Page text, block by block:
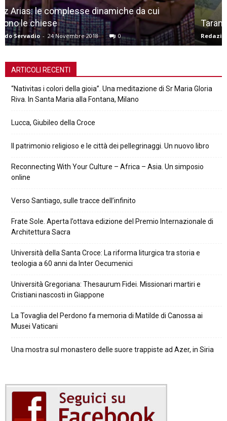
Taranto, richiami lecourbusiani
Redazione - 12 Marzo 2017 0
ARTICOLI RECENTI
“Nativitas i colori della gioia”. Una meditazione di Sr Maria Gloria
Riva. In Santa Maria alla Fontana, Milano
Lucca, Giubileo della Croce
Il patrimonio religioso e le città dei pellegrinaggi. Un nuovo libro
Reconnecting With Your Culture – Africa – Asia. Un simposio
online
Verso Santiago, sulle tracce dell’infinito
Frate Sole. Aperta l’ottava edizione del Premio Internazionale di
Architettura Sacra
Università della Santa Croce: La riforma liturgica tra storia e
teologia a 60 anni da Inter Oecumenici
Università Gregoriana: Thesaurum Fidei. Missionari martiri e
Cristiani nascosti in Giappone
La Tovaglia del Perdono fa memoria di Matilde di Canossa ai
Musei Vaticani
Una mostra sul monastero delle suore trappiste ad Azer, in Siria